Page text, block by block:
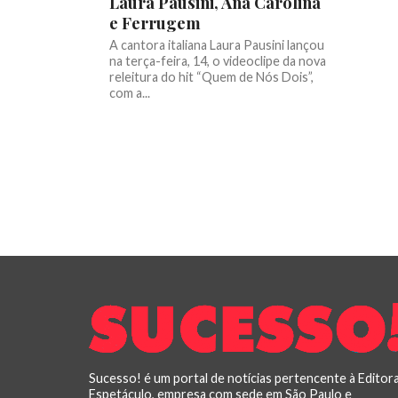
e Ferrugem
A cantora italiana Laura Pausini lançou
na terça-feira, 14, o videoclipe da nova
releitura do hit “Quem de Nós Dois”,
com a...
Sucesso! é um portal de notícias pertencente à
Espetáculo, empresa com sede em São Paulo e